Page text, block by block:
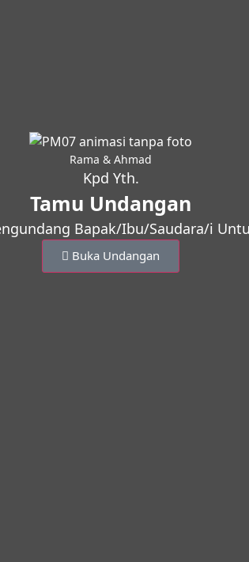
Rama & Ahmad
Kpd Yth.
Tamu Undangan
Bapak/Ibu/Saudara/i
Buka Undangan